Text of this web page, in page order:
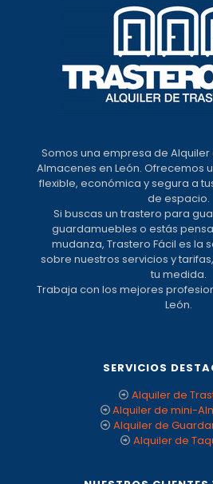
Somos una empresa de
Almacenes en León. Ofrecemos
flexible, económica y segura a
de espacio.
Si buscas un trastero para
guardamuebles o estás
mudanza, Trastero Fácil es la
sobre nuestros servicios y
tu medida.
Trabaja con los mejores
León.
SERVICIOS
Alquiler de
Alquiler de mini-
Alquiler de
Alquiler de